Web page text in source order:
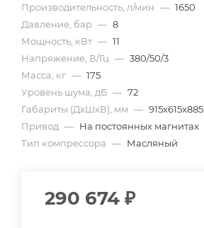
Производительность, л/мин — 1650
Давление, бар — 8
Мощность, кВт — 11
Напряжение, В/Гц — 380/50/3
Масса, кг — 175
Уровень шума, дБ — 72
Габариты (ДхШхВ), мм — 915х615х885
Привод — На постоянных магнитах
Тип компрессора — Масляный
290 674 ₽